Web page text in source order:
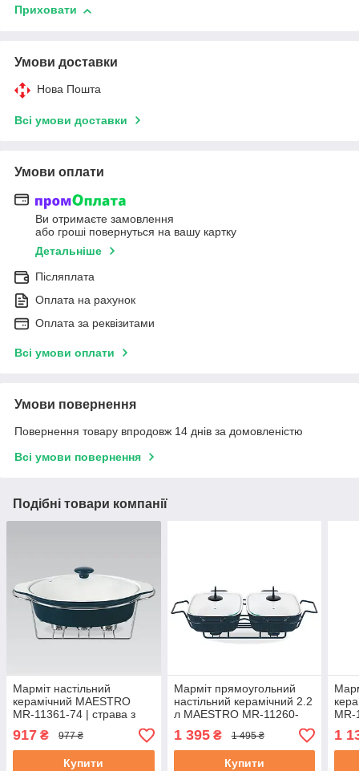
Приховати
Умови доставки
Нова Пошта
Всі умови доставки
Умови оплати
Ви отримаєте замовлення
або гроші повернуться на вашу картку
Детальніше
Післяплата
Оплата на рахунок
Оплата за реквізитами
Всі умови оплати
Умови повернення
Повернення товару впродовж 14 днів за домовленістю
Всі умови повернення
Подібні товари компанії
Марміт настільний
керамічний MAESTRO
MR-11361-74 | страва з
підігрівом на підставці
Маестро, Маестро
917 ₴ 977 ₴
Купити
Марміт прямоугольний
настільний керамічний 2.2
л MAESTRO MR-11260-
73-2 | страва з підігрівом
на підставці Маестро,
Маестро
1 395₴ 1 495 ₴
Купити
MR-
1